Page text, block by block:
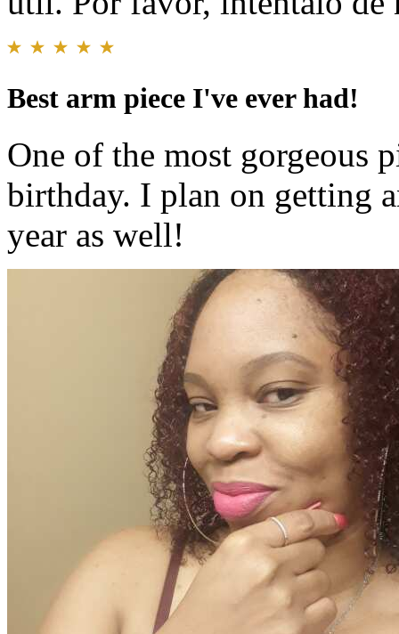
Best arm piece I've ever had!
One of the most gorgeous
birthday. I plan on getting
year as well!